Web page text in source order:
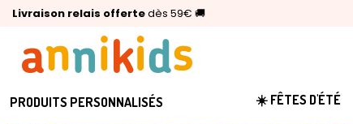
Livraison relais offertedès 59€ 🚚
🥇Palmarès Capital 2025 :Annikids N°1
⭐⭐⭐⭐⭐4,6/5(24 000 avis clients)
PRODUITS PERSONNALISÉS ☀️ FÊTES D'ÉTÉ